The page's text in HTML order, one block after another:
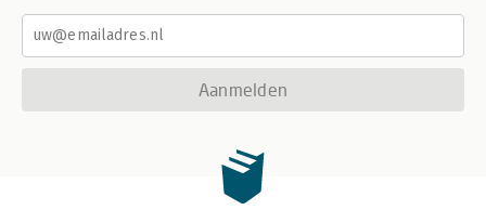
Aanmelden